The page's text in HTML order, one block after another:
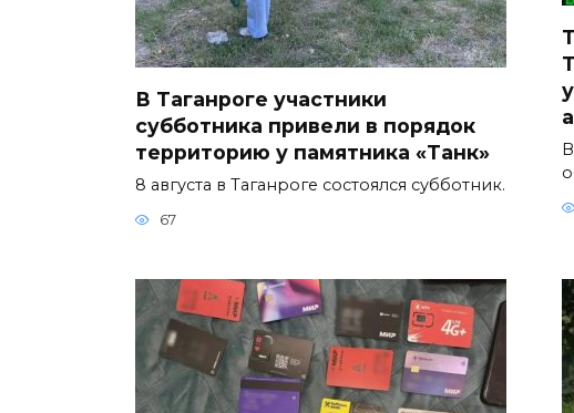
В Таганроге участники
субботника привели в порядок
территорию у памятника «Танк»
8 августа в Таганроге состоялся субботник.
67